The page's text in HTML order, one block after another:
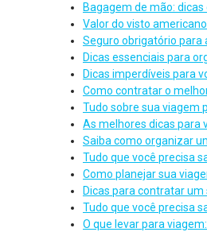
Bagagem de mão:
Valor do visto
Seguro obrigatório para
Dicas essenciais para
Dicas imperdíveis para
Como contratar o
Tudo sobre sua viagem
As melhores dicas para
Saiba como organizar
Tudo que você precisa
Como planejar sua
Dicas para contratar
Tudo que você precisa
O que levar para